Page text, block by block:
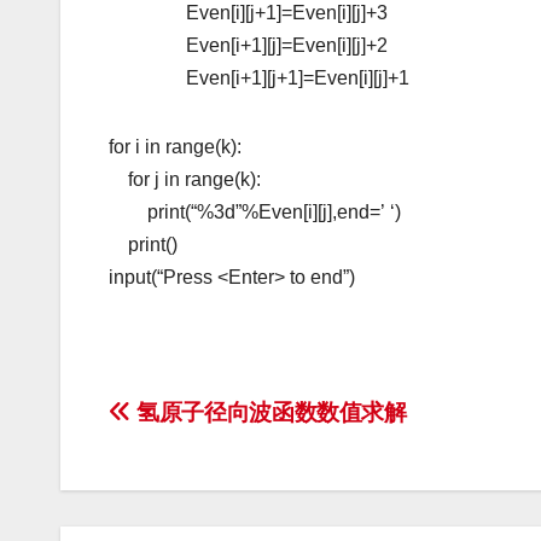
Even[i][j+1]=Even[i][j]+3
Even[i+1][j]=Even[i][j]+2
Even[i+1][j+1]=Even[i][j]+1
for i in range(k):
for j in range(k):
print(“%3d”%Even[i][j],end=’ ‘)
print()
input(“Press <Enter> to end”)
文氢原子径向波函数数值求解